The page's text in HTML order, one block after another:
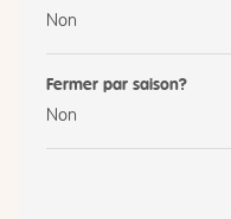
Non
Fermer par saison?
Non